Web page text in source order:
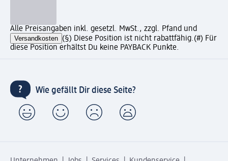
Alle Preisangaben inkl. gesetzl. MwSt., zzgl. Pfand und
Versandkosten (§) Diese Position ist nicht rabattfähig.(#) Für
diese Position erhältst Du keine PAYBACK Punkte.
Wie gefällt Dir diese Seite?